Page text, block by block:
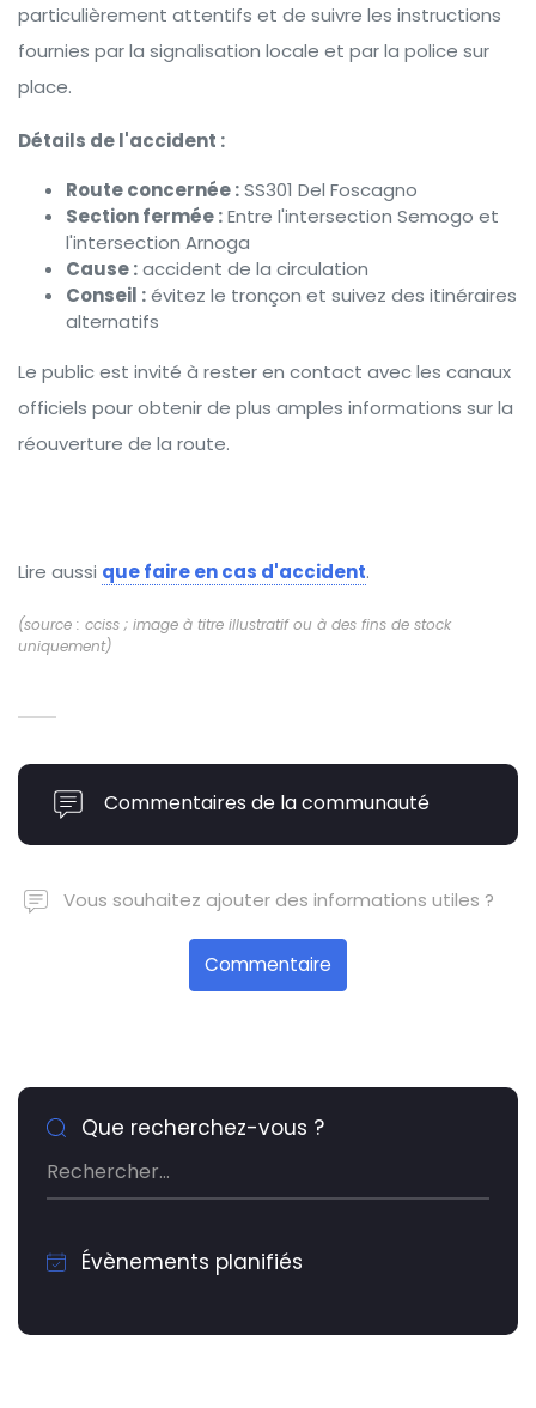
particulièrement attentifs et de suivre les instructions
fournies par la signalisation locale et par la police sur
place.
Détails de l'accident :
Route concernée :SS301 Del Foscagno
Section fermée :Entre l'intersection Semogo et
l'intersection Arnoga
Cause :accident de la circulation
Conseil :évitez le tronçon et suivez des itinéraires
alternatifs
Le public est invité à rester en contact avec les canaux
officiels pour obtenir de plus amples informations sur la
réouverture de la route.
Lire aussi que faire en cas d'accident.
(source : cciss ; image à titre illustratif ou à des fins de stock
uniquement)
Commentaires de la communauté
Vous souhaitez ajouter des informations utiles ?
Commentaire
Que recherchez-vous ?
Évènements planifiés